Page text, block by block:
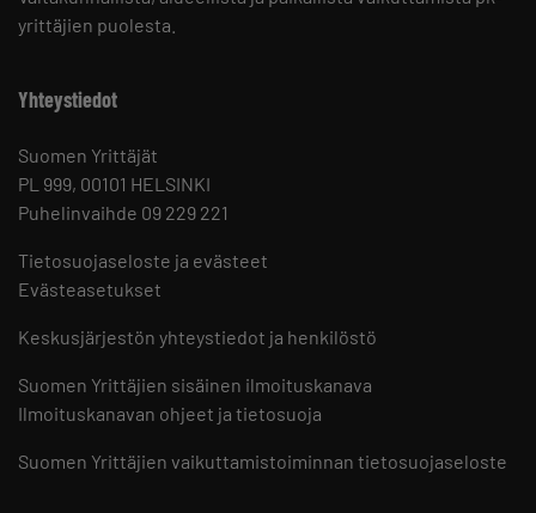
yrittäjien puolesta.
Yhteystiedot
Suomen Yrittäjät
PL 999, 00101 HELSINKI
Puhelinvaihde 09 229 221
Tietosuojaseloste ja evästeet
Evästeasetukset
Keskusjärjestön yhteystiedot ja henkilöstö
Suomen Yrittäjien sisäinen ilmoituskanava
Ilmoituskanavan ohjeet ja tietosuoja
Suomen Yrittäjien vaikuttamistoiminnan tietosuojaseloste